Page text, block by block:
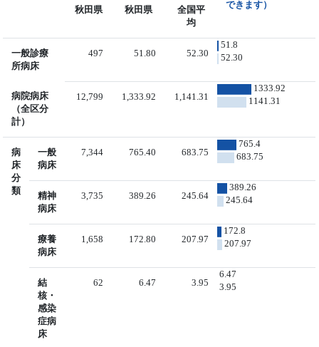
できます）
秋田県 秋田県
全国平
均
一般診療
所病床
497 51.80 52.30
51.8
52.30
病院病床
（全区分
計）
12,799 1,333.92 1,141.31
1333.92
1141.31
病
床
分
類
一般
病床
7,344 765.40 683.75
765.4
683.75
精神
病床
3,735 389.26 245.64
389.26
245.64
療養
病床
1,658 172.80 207.97
172.8
207.97
結
核・
感染
症病
床
62 6.47 3.95
6.47
3.95